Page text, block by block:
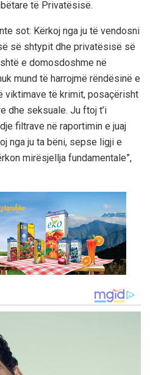
të Privatësisë.
sot: Kërkoj nga ju të vendosni
së shtypit dhe privatësisë së
e domosdoshme në
mund të harrojmë rëndësinë e
të krimit, posaçërisht
dhe seksuale. Ju ftoj t’i
filtrave në raportimin e juaj
nga ju ta bëni, sepse ligji e
mirësjellja fundamentale”,